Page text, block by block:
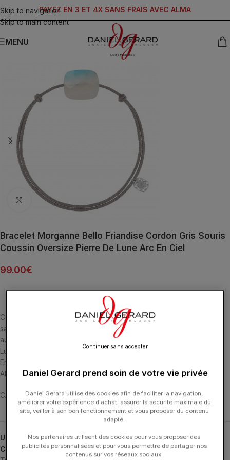
Skip to navigation
Skip to main content
PAYEZ EN 3 ET 4X SANS FRAIS AVEC ALMA
MENU
Click to enlarge
Bracelet Morganne Bello Friandise Cordon Gris Souris
Coussin Oversize Pierre De Lune Arc En Ciel
99.00€
Cette collection emblématique met les pierres fines en majesté,
sans griffe, ni serti, au contact de la peau. La taille en « coussin »
aux multiples facettes apporte douceur et élégance. La Pierre de
Lune Arc en Ciel apporte des Vertus Protectrices et Apaise les
Emotions. BRACELET CORDON GRIS SOURIS ET PIERRE DE LUNE
ARC EN CIEL MULTI-FACETTÉE (8.05 CARATS) ARGENT 925
CARATS) ARGENT 925
UGS :
1025X48A144
Catégories : Bracelets, Bracelets Friandise, MORGANNE BELLO
Daniel Gerard prend soin de votre vie privée
Daniel Gerard utilise des cookies afin de faciliter la navigation,
améliorer votre expérience d'achat, assurer la sécurité maximale du
site, veiller à son bon fonctionnement et vous proposer du contenu
adapté.
Nos partenaires utilisent des cookies pour vous proposer des
publicités personnalisées et pour vous permettre de partager nos
contenus sur vos réseaux sociaux.
Continuer sans accepter